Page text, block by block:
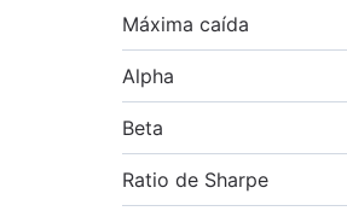
Máxima caída
Alpha
Beta
Ratio de Sharpe